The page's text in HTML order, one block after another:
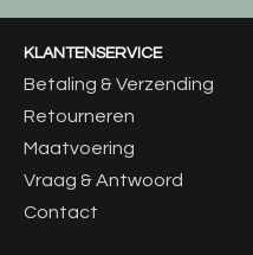
KLANTENSERVICE
Betaling & Verzending
Retourneren
Maatvoering
Vraag & Antwoord
Contact